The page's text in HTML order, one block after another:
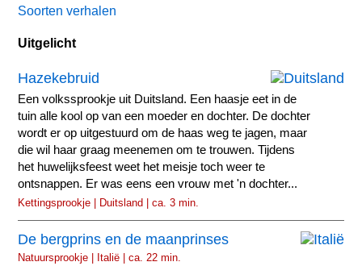
Soorten verhalen
Uitgelicht
Hazekebruid
Een volkssprookje uit Duitsland. Een haasje eet in de
tuin alle kool op van een moeder en dochter. De dochter
wordt er op uitgestuurd om de haas weg te jagen, maar
die wil haar graag meenemen om te trouwen. Tijdens
het huwelijksfeest weet het meisje toch weer te
ontsnappen. Er was eens een vrouw met 'n dochter...
Kettingsprookje | Duitsland | ca. 3 min.
De bergprins en de maanprinses
Natuursprookje | Italië | ca. 22 min.